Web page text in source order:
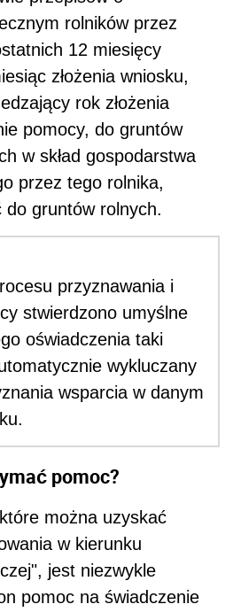
rolników przez
12 miesięcy
złożenia wniosku,
rok złożenia
pomocy, do gruntów
w skład gospodarstwa
przez tego rolnika,
do gruntów rolnych.
przyznawania i
stwierdzono umyślne
oświadczenia taki
wykluczany
wsparcia w danym
pomoc?
można uzyskać
w kierunku
jest niezwykle
pomoc na świadczenie